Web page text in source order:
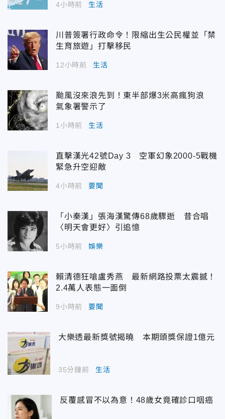
4小時前 生活
川普簽署行政命令！限縮出生公民權並「禁
生育旅遊」打擊移民
12小時前 生活
颱風沒來浪先到！東半部爆3米高瘋狗浪
氣象署警示了
1小時前 生活
直擊漢光42號Day 3 空軍幻象2000-5戰機
緊急升空迎敵
4小時前 要聞
「小秦漢」張海漢驚傳68歲驟逝 昔合唱
〈明天會更好〉引追憶
5小時前 娛樂
賴清德狂嗆盧秀燕 最新網路投票太震撼！
2.4萬人表態一面倒
9小時前 要聞
大樂透最新獎號揭曉 本期頭獎保證1億元
35分鐘前 生活
反覆感冒不以為意！48歲女竟確診口咽癌